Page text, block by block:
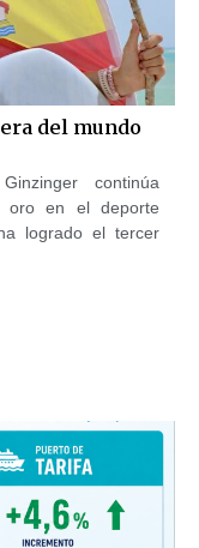
del mundo
continúa
oro en el deporte
logrado el tercer